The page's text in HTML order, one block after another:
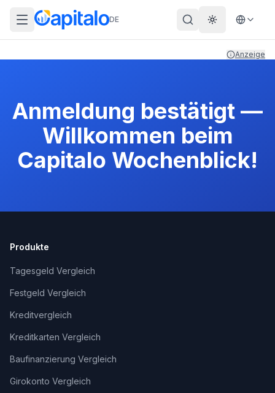
DE Theme
Anzeige
Anmeldung bestätigt —
Willkommen beim
Capitalo Wochenblick!
Produkte
Tagesgeld Vergleich
Festgeld Vergleich
Kreditvergleich
Kreditkarten Vergleich
Baufinanzierung Vergleich
Girokonto Vergleich